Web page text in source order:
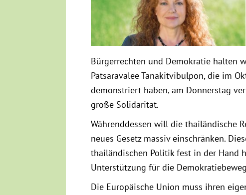
Bürgerrechten und Demokratie halten
Patsaravalee Tanakitvibulpon, die im
demonstriert haben, am Donnerstag
große Solidarität.
Währenddessen will die thailändische
neues Gesetz massiv einschränken.
thailändischen Politik fest in der Hand
Unterstützung für die
Die Europäische Union muss ihren